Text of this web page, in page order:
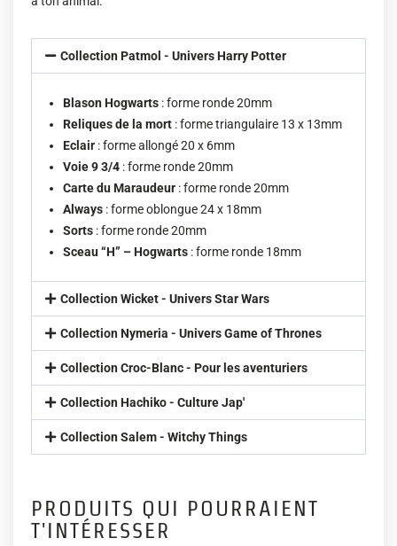
Collection Patmol - Univers Harry Potter
Blason Hogwarts : forme ronde 20mm
Reliques de la mort : forme triangulaire 13 x 13mm
Eclair : forme allongé 20 x 6mm
Voie 9 3/4 : forme ronde 20mm
Carte du Maraudeur : forme ronde 20mm
Always : forme oblongue 24 x 18mm
Sorts : forme ronde 20mm
Sceau “H” – Hogwarts : forme ronde 18mm
Collection Wicket - Univers Star Wars
Collection Nymeria - Univers Game of Thrones
Collection Croc-Blanc - Pour les aventuriers
Collection Hachiko - Culture Jap'
Collection Salem - Witchy Things
PRODUITS QUI POURRAIENT
T'INTÉRESSER